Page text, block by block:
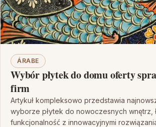
ÁRABE
Wybór płytek do domu oferty
firm
Artykuł kompleksowo przedstawia
wyborze płytek do nowoczesnych wnętrz,
funkcjonalność z innowacyjnymi